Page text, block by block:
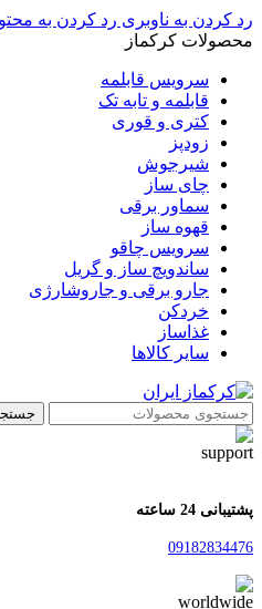
رد کردن به ناوبری رد کردن به
محصولات کرکماز
سرویس قابلمه
قابلمه و تابه تک
کتری و قوری
زودپز
شیرجوش
چای ساز
سماور برقی
قهوه ساز
سرویس چاقو
ساندویچ ساز و گریل
جارو برقی و جاروشارژی
خردکن
غذاساز
سایر کالاها
پشتیبانی 24 ساعته
09182834476